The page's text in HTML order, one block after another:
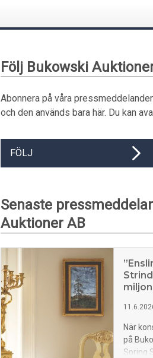
Följ Bukowski
Abonnera på våra
och den används bara här. Du kan
FÖLJ
Senaste
Auktioner AB
När
på
Spring